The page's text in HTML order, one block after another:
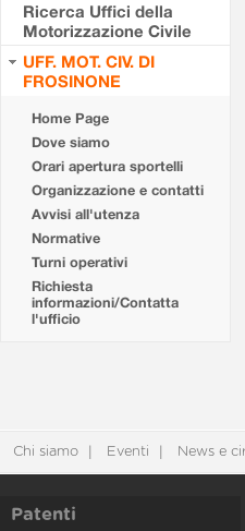
Ricerca Uffici della
Motorizzazione Civile
UFF. MOT. CIV. DI
FROSINONE
Home Page
Dove siamo
Orari apertura sportelli
Organizzazione e contatti
Avvisi all'utenza
Normative
Turni operativi
Richiesta
informazioni/Contatta
l'ufficio
Chi siamo Eventi News e
Patenti